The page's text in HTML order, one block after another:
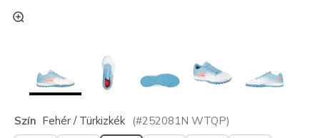
Szín Fehér / Türkizkék (#252081N WTQP)